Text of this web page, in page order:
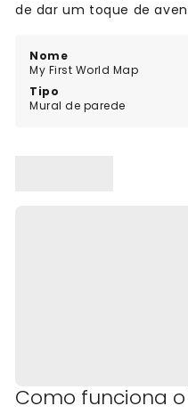
Nome
My First World Map
Tipo
Mural de parede
de dar um toque de
Como funciona